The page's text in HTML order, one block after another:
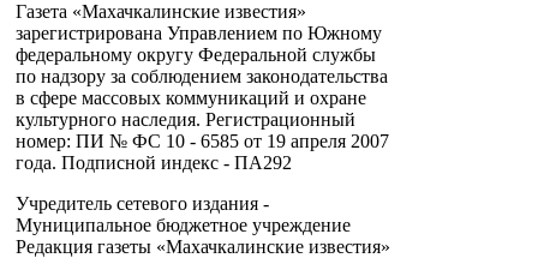
Газета «Махачкалинские известия»
зарегистрирована Управлением по Южному
федеральному округу Федеральной службы
по надзору за соблюдением законодательства
в сфере массовых коммуникаций и охране
культурного наследия. Регистрационный
номер: ПИ № ФС 10 - 6585 от 19 апреля 2007
года. Подписной индекс - ПА292
Учредитель сетевого издания -
Муниципальное бюджетное учреждение
Редакция газеты «Махачкалинские известия»